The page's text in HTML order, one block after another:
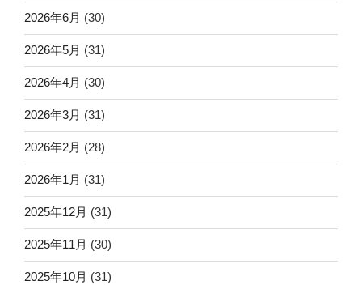
2026年6月 (30)
2026年5月 (31)
2026年4月 (30)
2026年3月 (31)
2026年2月 (28)
2026年1月 (31)
2025年12月 (31)
2025年11月 (30)
2025年10月 (31)